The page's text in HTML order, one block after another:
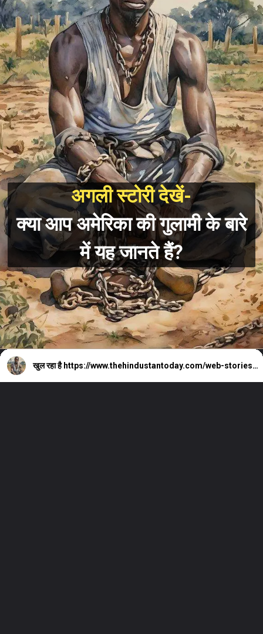
अगली स्टोरी देखें-
क्या आप अमेरिका की गुलामी के बारे
में यह जानते हैं?
खुल रहा है https://www.thehindustantoday.com/web-stories/do-you-know-this-about-slavery-in-america/